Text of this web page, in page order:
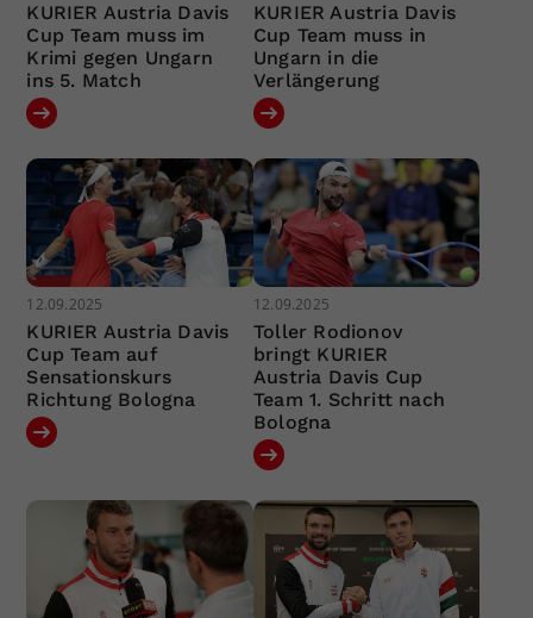
KURIER Austria Davis
Cup Team muss im
Krimi gegen Ungarn
ins 5. Match
KURIER Austria Davis
Cup Team muss in
Ungarn in die
Verlängerung
12.09.2025
KURIER Austria Davis
Cup Team auf
Sensationskurs
Richtung Bologna
12.09.2025
Toller Rodionov
bringt KURIER
Austria Davis Cup
Team 1. Schritt nach
Bologna